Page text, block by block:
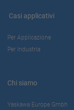
Casi applicativi
Per Applicazione
Per Industria
Chi siamo
Yaskawa Europe Gmbh